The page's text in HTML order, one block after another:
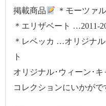
掲載商品
＊モーツァ
＊エリザベート …2011-
＊レベッカ …オリジナ
ト
オリジナル･ウィーン･
コレクションにいかがで